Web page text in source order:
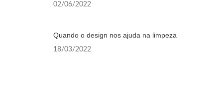
02/06/2022
Quando o design nos ajuda na limpeza
18/03/2022